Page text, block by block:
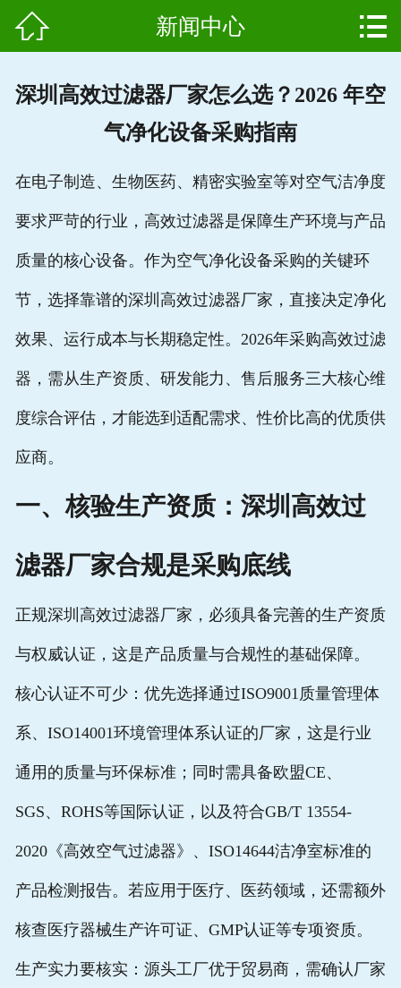
用户案例
资质证书
公司简介
联系我们
 新闻中心 
深圳高效过滤器厂家怎么选？2026 年空
气净化设备采购指南
在电子制造、生物医药、精密实验室等对空气洁净度
要求严苛的行业， 高效过滤器是保障生产环境与产品
质量的核心设备。作为空气净化设备采购的关键环
节，选择靠谱的深圳高效过滤器厂家 ，直接决定净化
效果、运行成本与长期稳定性。2026年采购高效过滤
器 ，需从生产资质、 研发能力 、 售后服务三大核心维
度综合评估，才能选到适配需求、性价比高的优质供
应商。
一、核验生产资质： 深圳高效过
滤器厂家合规是采购底线
正规深圳高效过滤器厂家 ，必须具备完善的生产资质
与权威认证，这是产品质量与合规性的基础保障。
核心认证不可少：优先选择通过ISO9001质量管理体
系、 ISO14001环境管理体系认证的厂家，这是行业
通用的质量与环保标准；同时需具备欧盟CE、
SGS、ROHS等国际认证，以及符合GB/T 13554-
2020《高效空气过滤器》、ISO14644洁净室标准的
产品检测报告。若应用于医疗、医药领域，还需额外
核查医疗器械生产许可证、GMP认证等专项资质。
生产实力要核实：源头工厂优于贸易商，需确认厂家